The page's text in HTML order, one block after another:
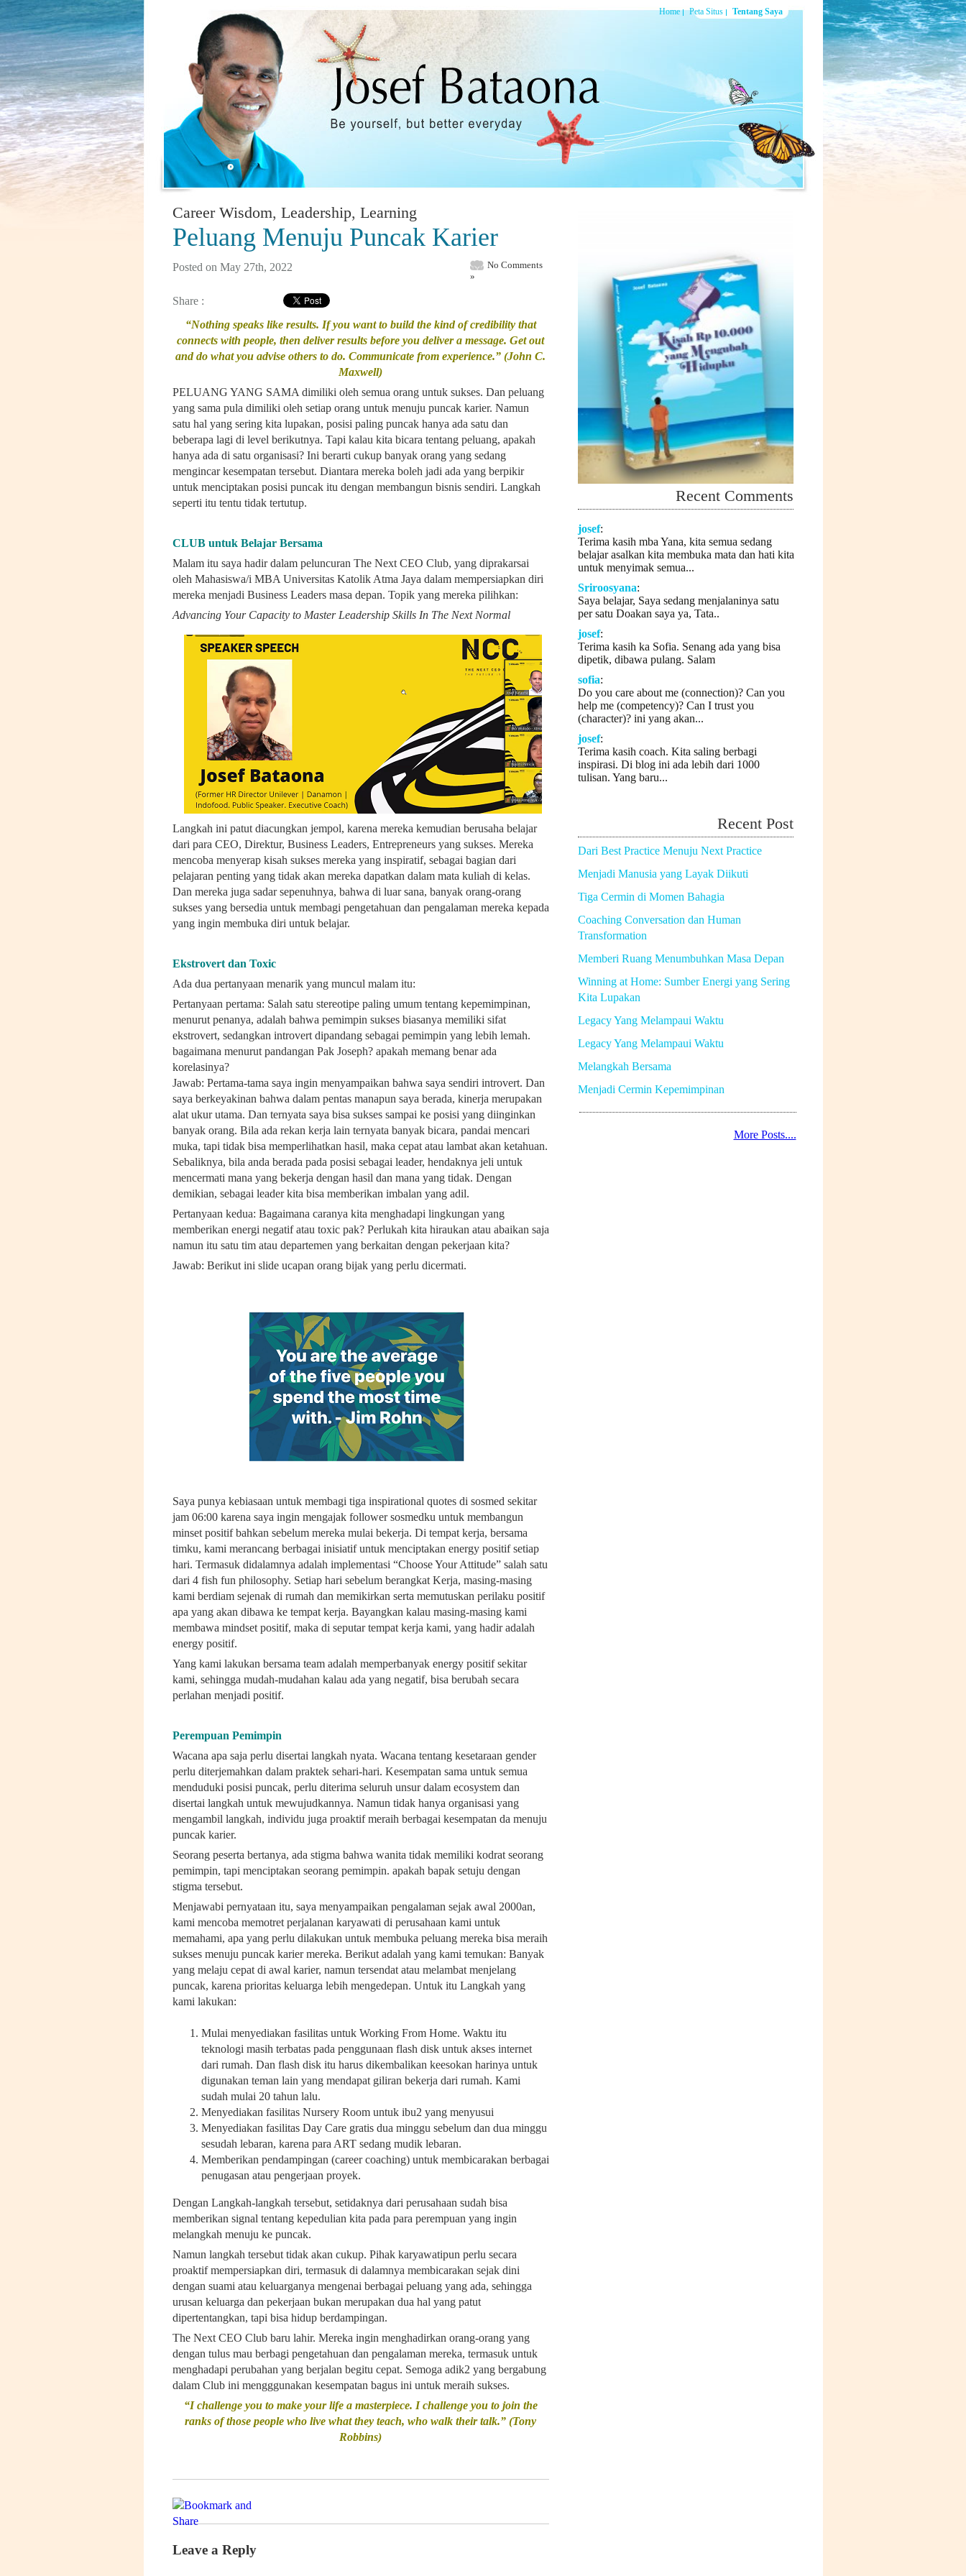
Home Peta Situs Tentang Saya
Career Wisdom, Leadership, Learning
Peluang Menuju Puncak Karier
Posted on May 27th, 2022
No Comments
»
Share :
“Nothing speaks like results. If you want to build the kind of credibility that
connects with people, then deliver results before you deliver a message. Get out
and do what you advise others to do. Communicate from experience.” (John C.
Maxwell)
PELUANG YANG SAMA dimiliki oleh semua orang untuk sukses. Dan peluang
yang sama pula dimiliki oleh setiap orang untuk menuju puncak karier. Namun
satu hal yang sering kita lupakan, posisi paling puncak hanya ada satu dan
beberapa lagi di level berikutnya. Tapi kalau kita bicara tentang peluang, apakah
hanya ada di satu organisasi? Ini berarti cukup banyak orang yang sedang
mengincar kesempatan tersebut. Diantara mereka boleh jadi ada yang berpikir
untuk menciptakan posisi puncak itu dengan membangun bisnis sendiri. Langkah
seperti itu tentu tidak tertutup.
CLUB untuk Belajar Bersama
Malam itu saya hadir dalam peluncuran The Next CEO Club, yang diprakarsai
oleh Mahasiswa/i MBA Universitas Katolik Atma Jaya dalam mempersiapkan diri
mereka menjadi Business Leaders masa depan. Topik yang mereka pilihkan:
Advancing Your Capacity to Master Leadership Skills In The Next Normal
Langkah ini patut diacungkan jempol, karena mereka kemudian berusaha belajar
dari para CEO, Direktur, Business Leaders, Entrepreneurs yang sukses. Mereka
mencoba menyerap kisah sukses mereka yang inspiratif, sebagai bagian dari
pelajaran penting yang tidak akan mereka dapatkan dalam mata kuliah di kelas.
Dan mereka juga sadar sepenuhnya, bahwa di luar sana, banyak orang-orang
sukses yang bersedia untuk membagi pengetahuan dan pengalaman mereka kepada
yang ingin membuka diri untuk belajar.
Ekstrovert dan Toxic
Ada dua pertanyaan menarik yang muncul malam itu:
Pertanyaan pertama: Salah satu stereotipe paling umum tentang kepemimpinan,
menurut penanya, adalah bahwa pemimpin sukses biasanya memiliki sifat
ekstrovert, sedangkan introvert dipandang sebagai pemimpin yang lebih lemah.
bagaimana menurut pandangan Pak Joseph? apakah memang benar ada
korelasinya?
Jawab: Pertama-tama saya ingin menyampaikan bahwa saya sendiri introvert. Dan
saya berkeyakinan bahwa dalam pentas manapun saya berada, kinerja merupakan
alat ukur utama. Dan ternyata saya bisa sukses sampai ke posisi yang diinginkan
banyak orang. Bila ada rekan kerja lain ternyata banyak bicara, pandai mencari
muka, tapi tidak bisa memperlihatkan hasil, maka cepat atau lambat akan ketahuan.
Sebaliknya, bila anda berada pada posisi sebagai leader, hendaknya jeli untuk
mencermati mana yang bekerja dengan hasil dan mana yang tidak. Dengan
demikian, sebagai leader kita bisa memberikan imbalan yang adil.
Pertanyaan kedua: Bagaimana caranya kita menghadapi lingkungan yang
memberikan energi negatif atau toxic pak? Perlukah kita hiraukan atau abaikan saja
namun itu satu tim atau departemen yang berkaitan dengan pekerjaan kita?
Jawab: Berikut ini slide ucapan orang bijak yang perlu dicermati.
Saya punya kebiasaan untuk membagi tiga inspirational quotes di sosmed sekitar
jam 06:00 karena saya ingin mengajak follower sosmedku untuk membangun
minset positif bahkan sebelum mereka mulai bekerja. Di tempat kerja, bersama
timku, kami merancang berbagai inisiatif untuk menciptakan energy positif setiap
hari. Termasuk didalamnya adalah implementasi “Choose Your Attitude” salah satu
dari 4 fish fun philosophy. Setiap hari sebelum berangkat Kerja, masing-masing
kami berdiam sejenak di rumah dan memikirkan serta memutuskan perilaku positif
apa yang akan dibawa ke tempat kerja. Bayangkan kalau masing-masing kami
membawa mindset positif, maka di seputar tempat kerja kami, yang hadir adalah
energy positif.
Yang kami lakukan bersama team adalah memperbanyak energy positif sekitar
kami, sehingga mudah-mudahan kalau ada yang negatif, bisa berubah secara
perlahan menjadi positif.
Perempuan Pemimpin
Wacana apa saja perlu disertai langkah nyata. Wacana tentang kesetaraan gender
perlu diterjemahkan dalam praktek sehari-hari. Kesempatan sama untuk semua
menduduki posisi puncak, perlu diterima seluruh unsur dalam ecosystem dan
disertai langkah untuk mewujudkannya. Namun tidak hanya organisasi yang
mengambil langkah, individu juga proaktif meraih berbagai kesempatan da menuju
puncak karier.
Seorang peserta bertanya, ada stigma bahwa wanita tidak memiliki kodrat seorang
pemimpin, tapi menciptakan seorang pemimpin. apakah bapak setuju dengan
stigma tersebut.
Menjawabi pernyataan itu, saya menyampaikan pengalaman sejak awal 2000an,
kami mencoba memotret perjalanan karyawati di perusahaan kami untuk
memahami, apa yang perlu dilakukan untuk membuka peluang mereka bisa meraih
sukses menuju puncak karier mereka. Berikut adalah yang kami temukan: Banyak
yang melaju cepat di awal karier, namun tersendat atau melambat menjelang
puncak, karena prioritas keluarga lebih mengedepan. Untuk itu Langkah yang
kami lakukan:
Mulai menyediakan fasilitas untuk Working From Home. Waktu itu
teknologi masih terbatas pada penggunaan flash disk untuk akses internet
dari rumah. Dan flash disk itu harus dikembalikan keesokan harinya untuk
digunakan teman lain yang mendapat giliran bekerja dari rumah. Kami
sudah mulai 20 tahun lalu.
Menyediakan fasilitas Nursery Room untuk ibu2 yang menyusui
Menyediakan fasilitas Day Care gratis dua minggu sebelum dan dua minggu
sesudah lebaran, karena para ART sedang mudik lebaran.
Memberikan pendampingan (career coaching) untuk membicarakan berbagai
penugasan atau pengerjaan proyek.
Dengan Langkah-langkah tersebut, setidaknya dari perusahaan sudah bisa
memberikan signal tentang kepedulian kita pada para perempuan yang ingin
melangkah menuju ke puncak.
Namun langkah tersebut tidak akan cukup. Pihak karyawatipun perlu secara
proaktif mempersiapkan diri, termasuk di dalamnya membicarakan sejak dini
dengan suami atau keluarganya mengenai berbagai peluang yang ada, sehingga
urusan keluarga dan pekerjaan bukan merupakan dua hal yang patut
dipertentangkan, tapi bisa hidup berdampingan.
The Next CEO Club baru lahir. Mereka ingin menghadirkan orang-orang yang
dengan tulus mau berbagi pengetahuan dan pengalaman mereka, termasuk untuk
menghadapi perubahan yang berjalan begitu cepat. Semoga adik2 yang bergabung
dalam Club ini mengggunakan kesempatan bagus ini untuk meraih sukses.
“I challenge you to make your life a masterpiece. I challenge you to join the
ranks of those people who live what they teach, who walk their talk.” (Tony
Robbins)
Leave a Reply
Recent Comments
josef:
Terima kasih mba Yana, kita semua sedang
belajar asalkan kita membuka mata dan hati kita
untuk menyimak semua...
Sriroosyana:
Saya belajar, Saya sedang menjalaninya satu
per satu Doakan saya ya, Tata..
josef:
Terima kasih ka Sofia. Senang ada yang bisa
dipetik, dibawa pulang. Salam
sofia:
Do you care about me (connection)? Can you
help me (competency)? Can I trust you
(character)? ini yang akan...
josef:
Terima kasih coach. Kita saling berbagi
inspirasi. Di blog ini ada lebih dari 1000
tulisan. Yang baru...
Recent Post
Dari Best Practice Menuju Next Practice
Menjadi Manusia yang Layak Diikuti
Tiga Cermin di Momen Bahagia
Coaching Conversation dan Human
Transformation
Memberi Ruang Menumbuhkan Masa Depan
Winning at Home: Sumber Energi yang Sering
Kita Lupakan
Legacy Yang Melampaui Waktu
Legacy Yang Melampaui Waktu
Melangkah Bersama
Menjadi Cermin Kepemimpinan
More Posts....